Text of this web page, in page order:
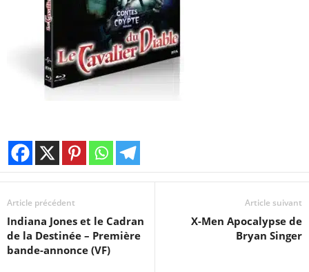
Article précédent
Indiana Jones et le Cadran
de la Destinée – Première
bande-annonce (VF)
Article suivant
X-Men Apocalypse de
Bryan Singer